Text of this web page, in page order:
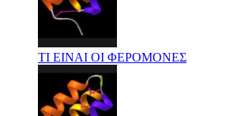
ΤΙ ΕΙΝΑΙ ΟΙ ΦΕΡΟΜΟΝΕΣ